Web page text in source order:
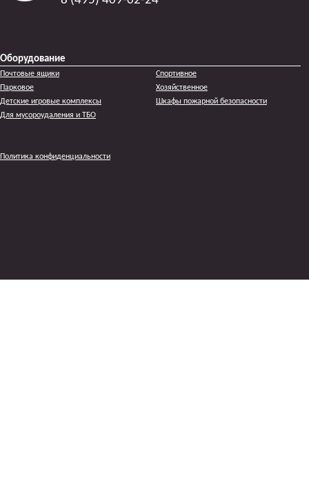
Оборудование
Почтовые ящики
Парковое
Детские игровые комплексы
Для мусороудаления и ТБО
Спортивное
Хозяйственное
Шкафы пожарной безопасности
Политика конфиденциальности